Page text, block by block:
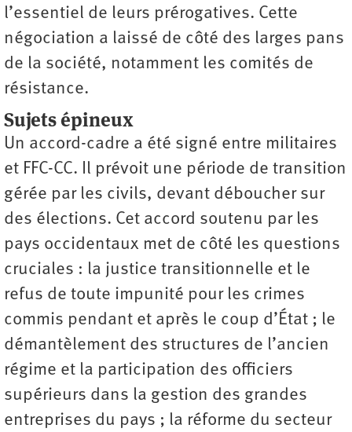
l’essentiel de leurs prérogatives. Cette
négociation a laissé de côté des larges pans
de la société, notamment les comités de
résistance.
Sujets épineux
Un accord-cadre a été signé entre militaires
et FFC-CC. Il prévoit une période de transition
gérée par les civils, devant déboucher sur
des élections. Cet accord soutenu par les
pays occidentaux met de côté les questions
cruciales : la justice transitionnelle et le
refus de toute impunité pour les crimes
commis pendant et après le coup d’État ; le
démantèlement des structures de l’ancien
régime et la participation des officiers
supérieurs dans la gestion des grandes
entreprises du pays ; la réforme du secteur